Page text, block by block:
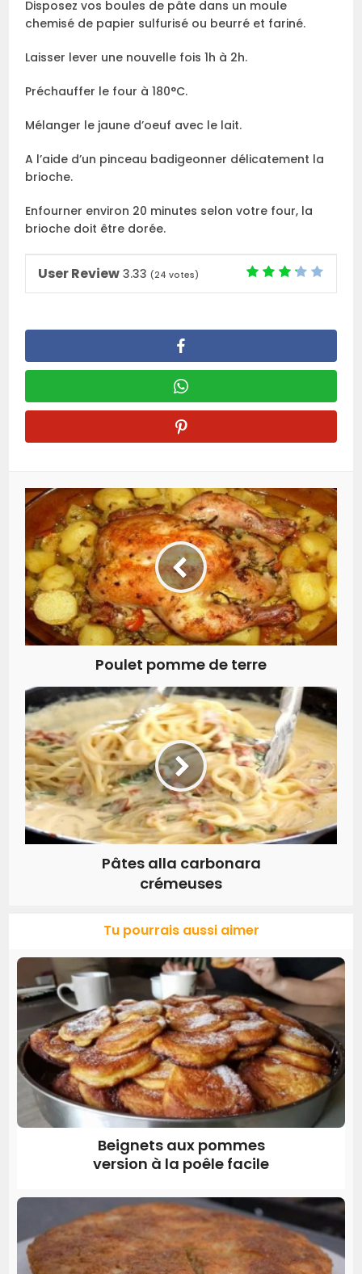
Disposez vos boules de pâte dans un moule
chemisé de papier sulfurisé ou beurré et fariné.
Laisser lever une nouvelle fois 1h à 2h.
Préchauffer le four à 180°C.
Mélanger le jaune d’oeuf avec le lait.
A l’aide d’un pinceau badigeonner délicatement la
brioche.
Enfourner environ 20 minutes selon votre four, la
brioche doit être dorée.
User Review 3.33 (24 votes)
Poulet pomme de terre
Pâtes alla carbonara
crémeuses
Tu pourrais aussi aimer
Beignets aux pommes
version à la poêle facile